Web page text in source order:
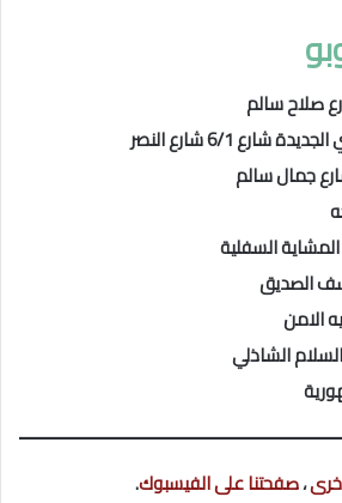
6/1 شارع النصر
الامن
الشاذلي
،صفحتنا على الفيسبوك.